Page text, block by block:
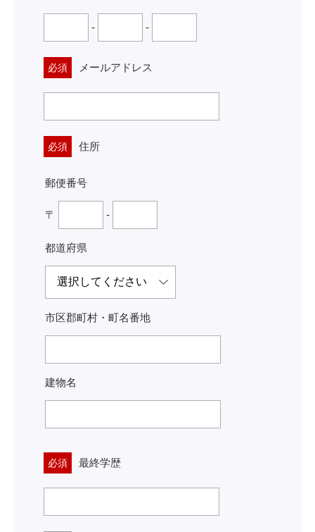
- -
メールアドレス
必須
住所
必須
郵便番号
〒 -
都道府県
市区郡町村・町名番地
建物名
最終学歴
必須